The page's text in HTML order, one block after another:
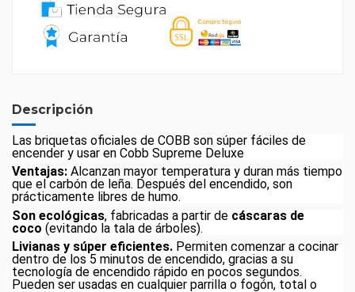
Descripción
Las briquetas oficiales de COBB son súper fáciles de
encender y usar en Cobb Supreme Deluxe
Ventajas: Alcanzan mayor temperatura y duran más tiempo
que el carbón de leña. Después del encendido, son
prácticamente libres de humo.
Son ecológicas, fabricadas a partir de cáscaras de
coco (evitando la tala de árboles).
Livianas y súper eficientes. Permiten comenzar a cocinar
dentro de los 5 minutos de encendido, gracias a su
tecnología de encendido rápido en pocos segundos.
Pueden ser usadas en cualquier parrilla o fogón, total o